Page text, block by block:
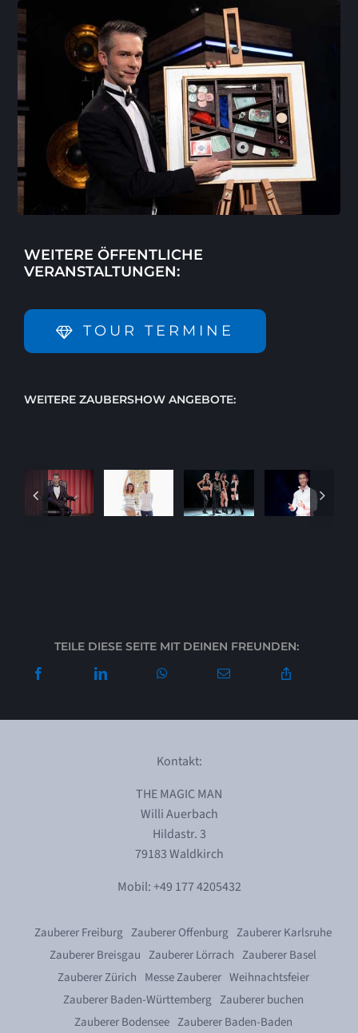
WEITERE ÖFFENTLICHE
VERANSTALTUNGEN:
TOUR TERMINE
WEITERE ZAUBERSHOW ANGEBOTE:
Die
kleine
Solo
Zaubershow
Showprogramm
mit
Assistentin
Die
große
Illusionsshow
Moderator
&
in einer
TEILE DIESE SEITE MIT DEINEN FREUNDEN:
Kontakt:
THE MAGIC MAN
Willi Auerbach
Hildastr. 3
79183 Waldkirch
Mobil: +49 177 4205432
Zauberer Freiburg Zauberer Offenburg Zauberer Karlsruhe
Zauberer Breisgau Zauberer Lörrach Zauberer Basel
Zauberer Zürich Messe Zauberer Weihnachtsfeier
Zauberer Baden-Württemberg Zauberer buchen
Zauberer Bodensee Zauberer Baden-Baden